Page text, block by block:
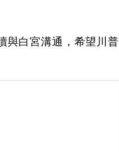
與白宮溝通，希望川普